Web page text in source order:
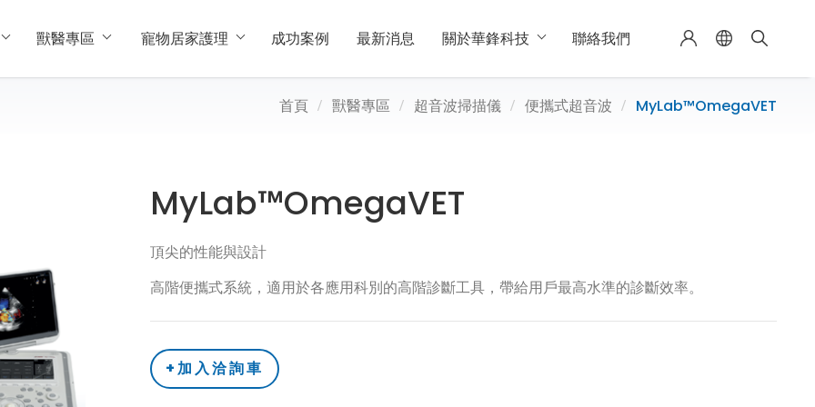
獸醫專區 寵物居家護理 成功案例 最新消息 關於華鋒科技 聯絡我們
首頁 獸醫專區 超音波掃描儀 便攜式超音波 MyLab™OmegaVET
MyLab™OmegaVET
頂尖的性能與設計
高階便攜式系統，適用於各應用科別的高階診斷工具，帶給用戶最高水準的診斷效率。
+加入洽詢車